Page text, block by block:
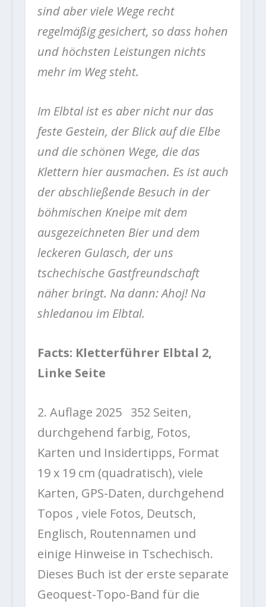
sind aber viele Wege recht
regelmäßig gesichert, so dass hohen
und höchsten Leistungen nichts
mehr im Weg steht.
Im Elbtal ist es aber nicht nur das
feste Gestein, der Blick auf die Elbe
und die schönen Wege, die das
Klettern hier ausmachen. Es ist auch
der abschließende Besuch in der
böhmischen Kneipe mit dem
ausgezeichneten Bier und dem
leckeren Gulasch, der uns
tschechische Gastfreundschaft
näher bringt. Na dann: Ahoj! Na
shledanou im Elbtal.
Facts: Kletterführer Elbtal 2,
Linke Seite
2. Auflage 2025 352 Seiten,
durchgehend farbig, Fotos,
Karten und Insidertipps, Format
19 x 19 cm (quadratisch), viele
Karten, GPS-Daten, durchgehend
Topos , viele Fotos, Deutsch,
Englisch, Routennamen und
einige Hinweise in Tschechisch.
Dieses Buch ist der erste separate
Geoquest-Topo-Band für die